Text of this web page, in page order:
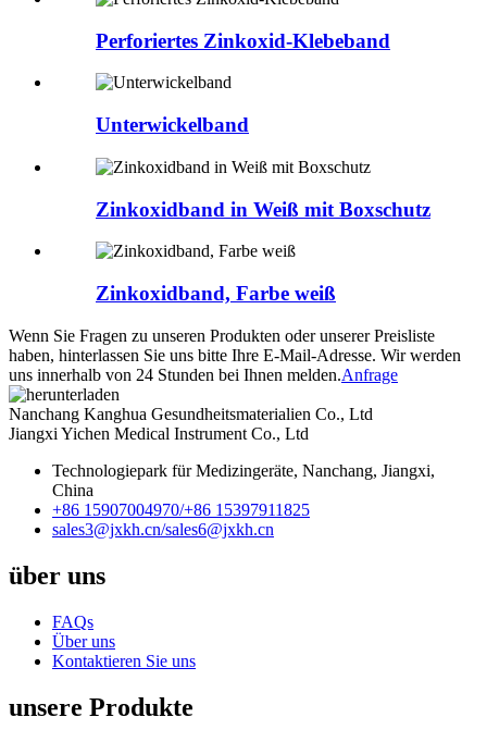
Perforiertes Zinkoxid-Klebeband
Unterwickelband
Zinkoxidband in Weiß mit Boxschutz
Zinkoxidband, Farbe weiß
Wenn Sie Fragen zu unseren Produkten oder unserer Preisliste
haben, hinterlassen Sie uns bitte Ihre E-Mail-Adresse. Wir werden
uns innerhalb von 24 Stunden bei Ihnen melden.Anfrage
Nanchang Kanghua Gesundheitsmaterialien Co., Ltd
Jiangxi Yichen Medical Instrument Co., Ltd
Technologiepark für Medizingeräte, Nanchang, Jiangxi,
China
+86 15907004970/+86 15397911825
sales3@jxkh.cn/sales6@jxkh.cn
über uns
FAQs
Über uns
Kontaktieren Sie uns
unsere Produkte